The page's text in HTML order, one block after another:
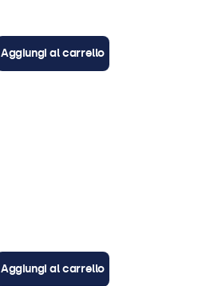
Aggiungi al carrello
Aggiungi al carrello